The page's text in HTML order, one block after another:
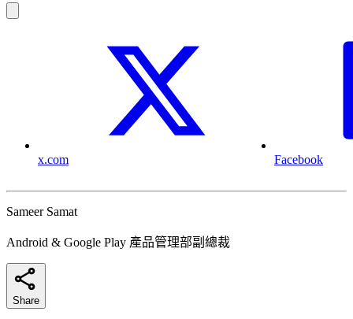
x.com Facebook
Sameer Samat
Android & Google Play 產品管理部副總裁
Share